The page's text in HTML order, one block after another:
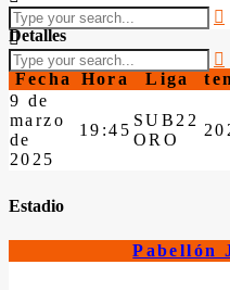
Detalles
Fecha Hora Liga
9 de
marzo
de
2025
19:45
SUB22
ORO
Estadio
Pabellón